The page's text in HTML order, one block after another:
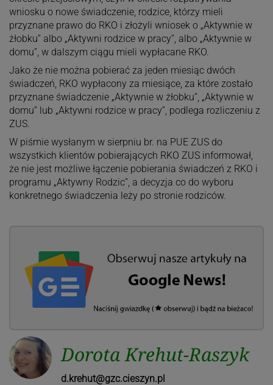
wniosku o nowe świadczenie, rodzice, którzy mieli
przyznane prawo do RKO i złożyli wniosek o „Aktywnie w
żłobku” albo „Aktywni rodzice w pracy”, albo „Aktywnie w
domu”, w dalszym ciągu mieli wypłacane RKO.
Jako że nie można pobierać za jeden miesiąc dwóch
świadczeń, RKO wypłacony za miesiące, za które zostało
przyznane świadczenie „Aktywnie w żłobku”, „Aktywnie w
domu” lub „Aktywni rodzice w pracy”, podlega rozliczeniu z
ZUS.
W piśmie wysłanym w sierpniu br. na PUE ZUS do
wszystkich klientów pobierających RKO ZUS informował,
że nie jest możliwe łączenie pobierania świadczeń z RKO i
programu „Aktywny Rodzic”, a decyzja co do wyboru
konkretnego świadczenia leży po stronie rodziców.
Dorota Krehut-Raszyk
d.krehut@gzc.cieszyn.pl